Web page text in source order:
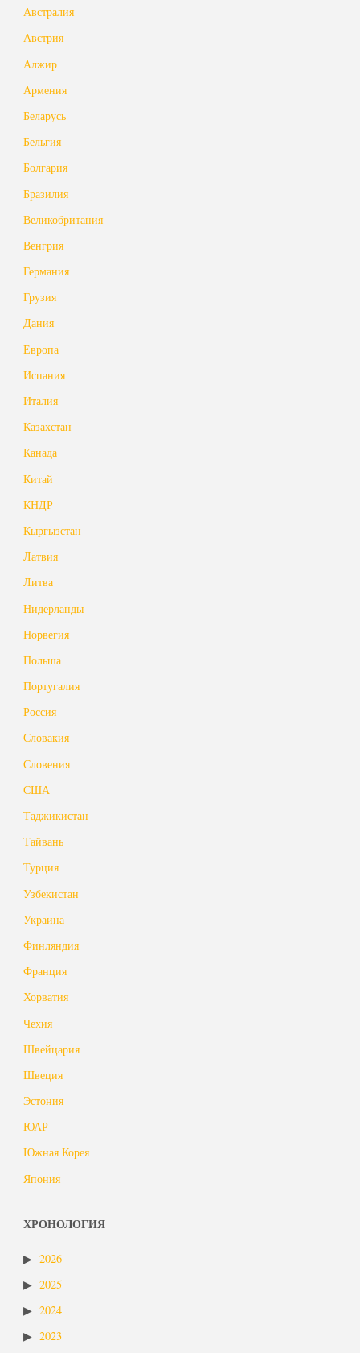
Австралия
Австрия
Алжир
Армения
Беларусь
Бельгия
Болгария
Бразилия
Великобритания
Венгрия
Германия
Грузия
Дания
Европа
Испания
Италия
Казахстан
Канада
Китай
КНДР
Кыргызстан
Латвия
Литва
Нидерланды
Норвегия
Польша
Португалия
Россия
Словакия
Словения
США
Таджикистан
Тайвань
Турция
Узбекистан
Украина
Финляндия
Франция
Хорватия
Чехия
Швейцария
Швеция
Эстония
ЮАР
Южная Корея
Япония
ХРОНОЛОГИЯ
2026
2025
2024
2023